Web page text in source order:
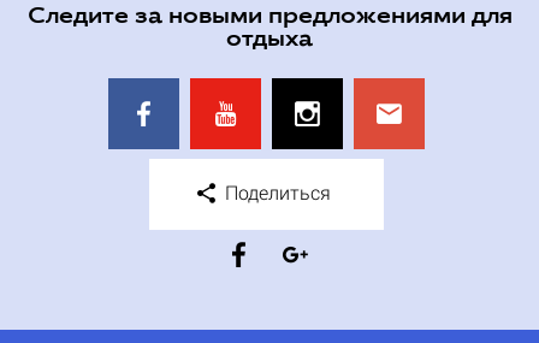
Следите за новыми предложениями для
отдыха
Поделиться